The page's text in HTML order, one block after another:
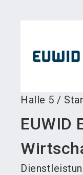
Halle 5 /
EUWID